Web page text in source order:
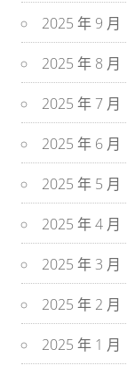
2025 年 9 月
2025 年 8 月
2025 年 7 月
2025 年 6 月
2025 年 5 月
2025 年 4 月
2025 年 3 月
2025 年 2 月
2025 年 1 月